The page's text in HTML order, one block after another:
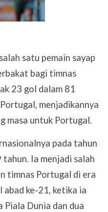
satu pemain sayap
bagi timnas
23 gol dalam 81
menjadikannya
masa untuk Portugal.
pada tahun
Ia menjadi salah
timnas Portugal di era
abad ke-21, ketika ia
Piala Dunia dan dua